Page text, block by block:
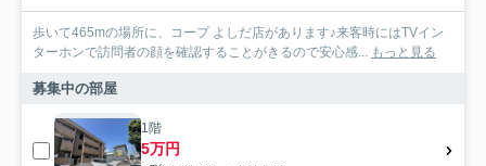
歩いて465mの場所に、コープ よしだ店があります♪来客時にはTVイン
ターホンで訪問者の顔を確認することがきるので安心感... もっと見る
募集中の部屋
1階
5万円